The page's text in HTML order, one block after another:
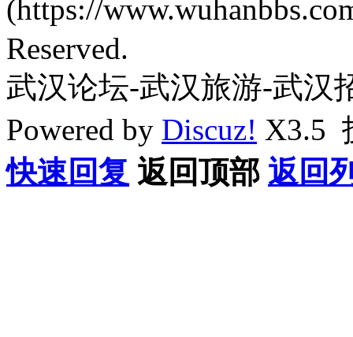
(https://
Reserved.
武汉论坛-武汉旅游-武汉
Powered by Discuz! X3.5
快速回复 返回顶部 返回